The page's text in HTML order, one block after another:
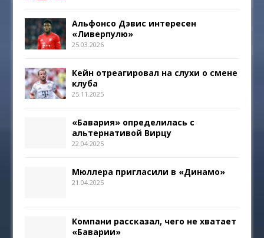
Альфонсо Дэвис интересен
«Ливерпулю»
25.03.2026
Кейн отреагировал на слухи о смене
клуба
25.11.2025
«Бавария» определилась с
альтернативой Вирцу
22.04.2025
Мюллера пригласили в «Динамо»
21.04.2025
Компани рассказал, чего не хватает
«Баварии»